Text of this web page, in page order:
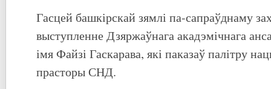
Гасцей башкірскай зямлі па-сапраўднаму
выступленне Дзяржаўнага акадэмічнага
імя Файзі Гаскарава, які паказаў палітру
прасторы СНД.